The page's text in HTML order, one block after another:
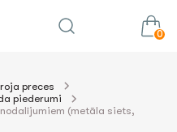
0
Summa: 0.00€
preces
piederumi
nodalījumiem (metāla siets,